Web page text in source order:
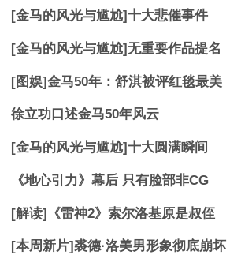
[金马的风光与尴尬]十大悲催事件
[金马的风光与尴尬]无重要作品提名
[图娱]金马50年：舒淇被评红毯最美
徐立功口述金马50年风云
[金马的风光与尴尬]十大圆满瞬间
《地心引力》幕后 只有脸部非CG
[解读]《雷神2》索尔洛基原是叔侄
[本周新片]裘德·洛美男形象彻底崩坏